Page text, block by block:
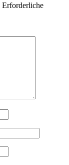
Erforderliche